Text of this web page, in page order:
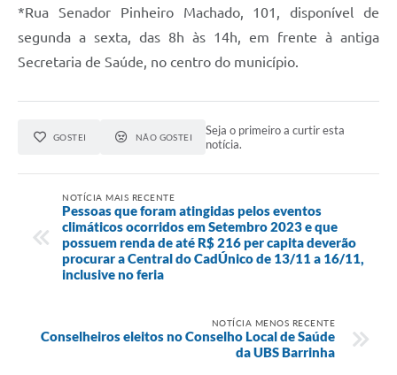
*Rua Senador Pinheiro Machado, 101, disponível de
segunda a sexta, das 8h às 14h, em frente à antiga
Secretaria de Saúde, no centro do município.
GOSTEI NÃO GOSTEI
Seja o primeiro a curtir esta
notícia.
NOTÍCIA MAIS RECENTE
Pessoas que foram atingidas pelos eventos
climáticos ocorridos em Setembro 2023 e que
possuem renda de até R$ 216 per capita deverão
procurar a Central do CadÚnico de 13/11 a 16/11,
inclusive no feria
NOTÍCIA MENOS RECENTE
Conselheiros eleitos no Conselho Local de Saúde
da UBS Barrinha